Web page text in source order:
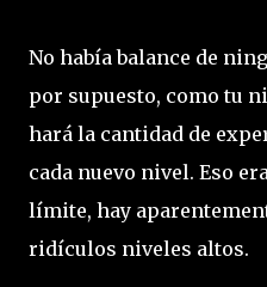
No había balance de
por supuesto, como tu
hará la cantidad de
cada nuevo nivel. Eso
límite, hay
ridículos niveles altos.